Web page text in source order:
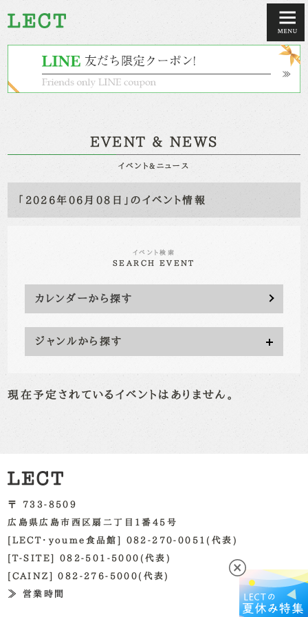
EVENT & NEWS
イベント&ニュース
「2026年06月08日」のイベント情報
イベント検索
SEARCH EVENT
カレンダーから探す
ジャンルから探す
現在予定されているイベントはありません。
〒 733-8509
広島県広島市西区扇二丁目1番45号
[LECT・youme食品館] 082-270-0051(代表)
[T-SITE] 082-501-5000(代表)
[CAINZ] 082-276-5000(代表)
≫ 営業時間